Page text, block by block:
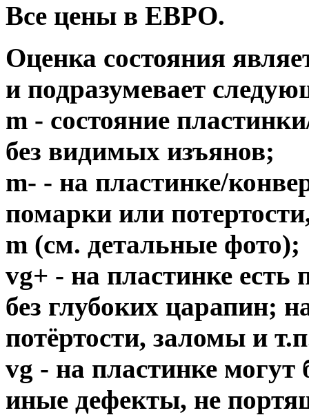
Все цены в ЕВРО.
Оценка состояния
и подразумевает
m - состояние
без видимых изъянов;
m- - на пластинке/
помарки или
m (см. детальные фото);
vg+ - на пластинке есть
без глубоких царапин;
потёртости, заломы и
vg - на пластинке
иные дефекты, не